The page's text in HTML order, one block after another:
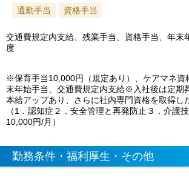
通勤手当 資格手当
交通費規定内支給、残業手当、資格手当、年末
度
※保育手当10,000円（規定あり）、ケアマネ資
末年始手当、交通費規定内支給※入社後は定期
本給アップあり、さらに社内専門資格を取得し
（1．認知症２．安全管理と再発防止３．介護
10,000円/月）
勤務条件・福利厚生・その他